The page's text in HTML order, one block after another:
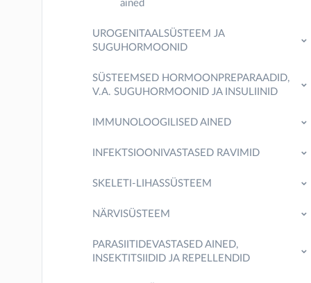
ained
UROGENITAALSÜSTEEM JA
SUGUHORMOONID
SÜSTEEMSED HORMOONPREPARAADID,
V.A. SUGUHORMOONID JA INSULIINID
IMMUNOLOOGILISED AINED
INFEKTSIOONIVASTASED RAVIMID
SKELETI-LIHASSÜSTEEM
NÄRVISÜSTEEM
PARASIITIDEVASTASED AINED,
INSEKTITSIIDID JA REPELLENDID